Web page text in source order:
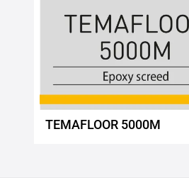
TEMAFLOOR 5000M